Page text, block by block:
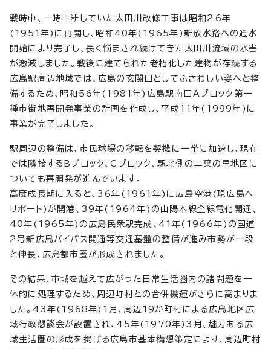
戦時中、一時中断していた太田川改修工事は昭和26年
(1951年)に再開し、昭和40年(1965年)新放水路への通水
開始により完了し、長く悩まされ続けてきた太田川流域の水害
が激減しました。戦後に建てられた老朽化した建物が存続する
広島駅周辺地域では、広島の玄関口としてふさわしい姿へと整
備するため、昭和56年(1981年)広島駅南口Aブロック第一
種市街地再開発事業の計画を作成し、平成11年(1999年)に
事業が完了しました。
駅周辺の整備は、市民球場の移転を契機に一挙に加速し、現在
では隣接するBブロック、Cブロック、駅北側の二葉の里地区に
ついても再開発が進んでいます。
高度成長期に入ると、36年(1961年)に広島空港(現広島ヘ
リポート)が開港、39年(1964年)の山陽本線全線電化開通、
40年(1965年)の広島民衆駅完成、41年(1966年)の国道
2号新広島バイパス開通等交通基盤の整備が進み市勢が一段
と伸長、広島都市圏が形成されました。
その結果、市域を越えて広がった日常生活圏内の諸問題を一
体的に処理するため、周辺町村との合併機運がさらに高まりま
した。43年(1968年)1月、周辺19か町村による広島地区広
域行政懇談会が設置され、45年(1970年)3月、魅力ある広
域生活圏の形成を掲げる広島市基本構想策定により、周辺町村